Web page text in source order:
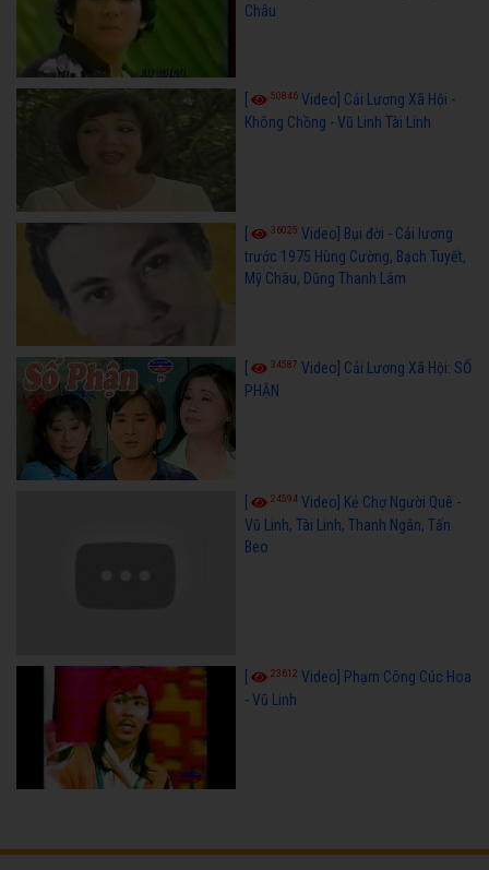
Châu
50846 Video] Cải Lương Xã Hội -
Không Chồng - Vũ Linh Tài Linh
36025 Video] Bụi đời - Cải lương
trước 1975 Hùng Cường, Bạch Tuyết,
Mỹ Châu, Dũng Thanh Lâm
34587 Video] Cải Lương Xã Hội: SỐ
PHẬN
24594 Video] Kẻ Chợ Người Quê -
Vũ Linh, Tài Linh, Thanh Ngân, Tấn
Beo
23612 Video] Phạm Công Cúc Hoa
- Vũ Linh